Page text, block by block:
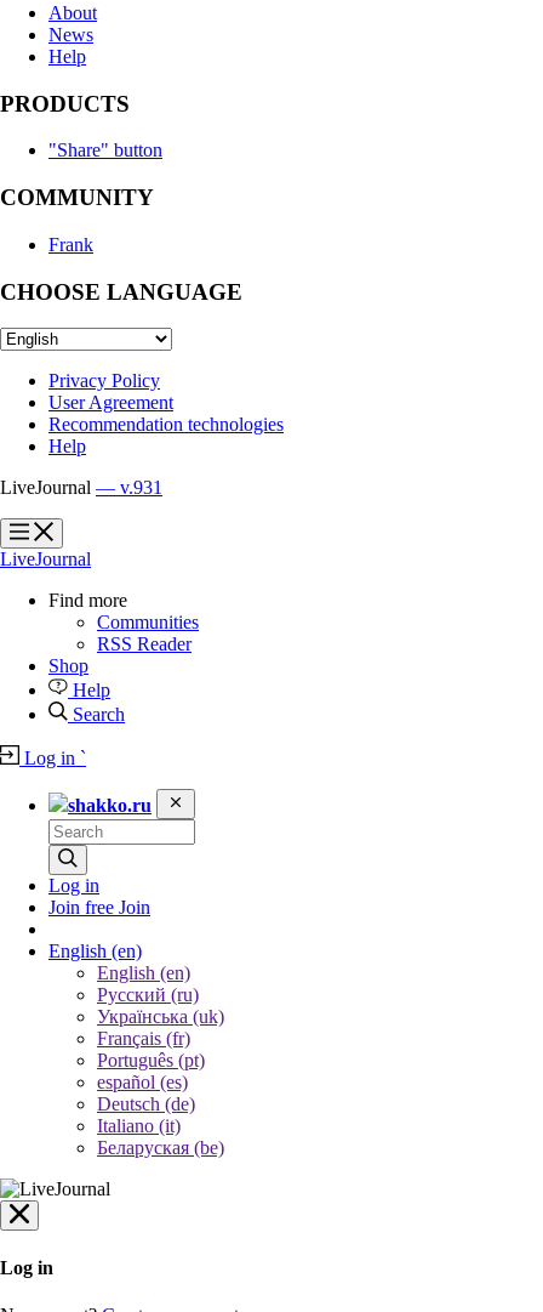
About
News
Help
PRODUCTS
"Share" button
COMMUNITY
Frank
CHOOSE LANGUAGE
Privacy Policy
User Agreement
Recommendation technologies
Help
LiveJournal — v.931
?
?
LiveJournal
Find more
Communities
RSS Reader
Shop
Help
Search
Log in `
shakko.ru
Log in
Join free Join
English (en)
English (en)
Русский (ru)
Українська (uk)
Français (fr)
Português (pt)
español (es)
Deutsch (de)
Italiano (it)
Беларуская (be)
Log in